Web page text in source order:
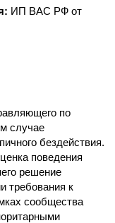
ИП ВАС РФ от
по
случае
бездействия.
поведения
решение
требования к
сообщества